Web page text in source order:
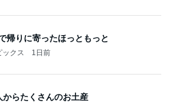
帰りに寄ったほっともっと
クス 1日前
からたくさんのお土産